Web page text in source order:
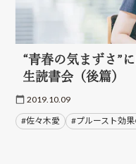
“青春の気まずさ”
生読書会（後篇）
2019.10.09
#佐々木愛 #プルースト効